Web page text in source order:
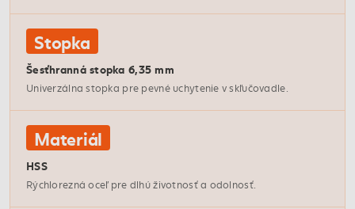
Stopka
Šesťhranná stopka 6,35 mm
Univerzálna stopka pre pevné uchytenie v skľučovadle.
Materiál
HSS
Rýchlorezná oceľ pre dlhú životnosť a odolnosť.